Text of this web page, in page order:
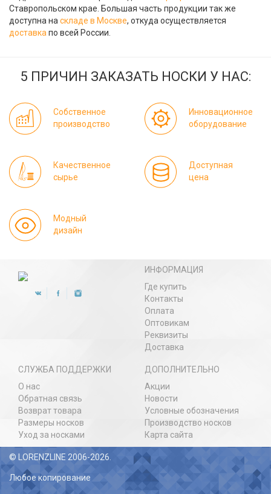
Ставропольском крае. Большая часть продукции так же
доступна наскладе в Москве, откуда осуществляется
доставкапо всей России.
5 ПРИЧИН ЗАКАЗАТЬ НОСКИ У НАС:
Собственное
производство
Инновационное
оборудование
Качественное
сырье
Доступная
цена
Модный
дизайн
ИНФОРМАЦИЯ
Где купить
Контакты
Оплата
Оптовикам
Реквизиты
Доставка
СЛУЖБА ПОДДЕРЖКИ
О нас
Обратная связь
Возврат товара
Размеры носков
Уход за носками
ДОПОЛНИТЕЛЬНО
Акции
Новости
Условные обозначения
Производство носков
Карта сайта
© LORENZLINE 2006-2026.
Любое копирование